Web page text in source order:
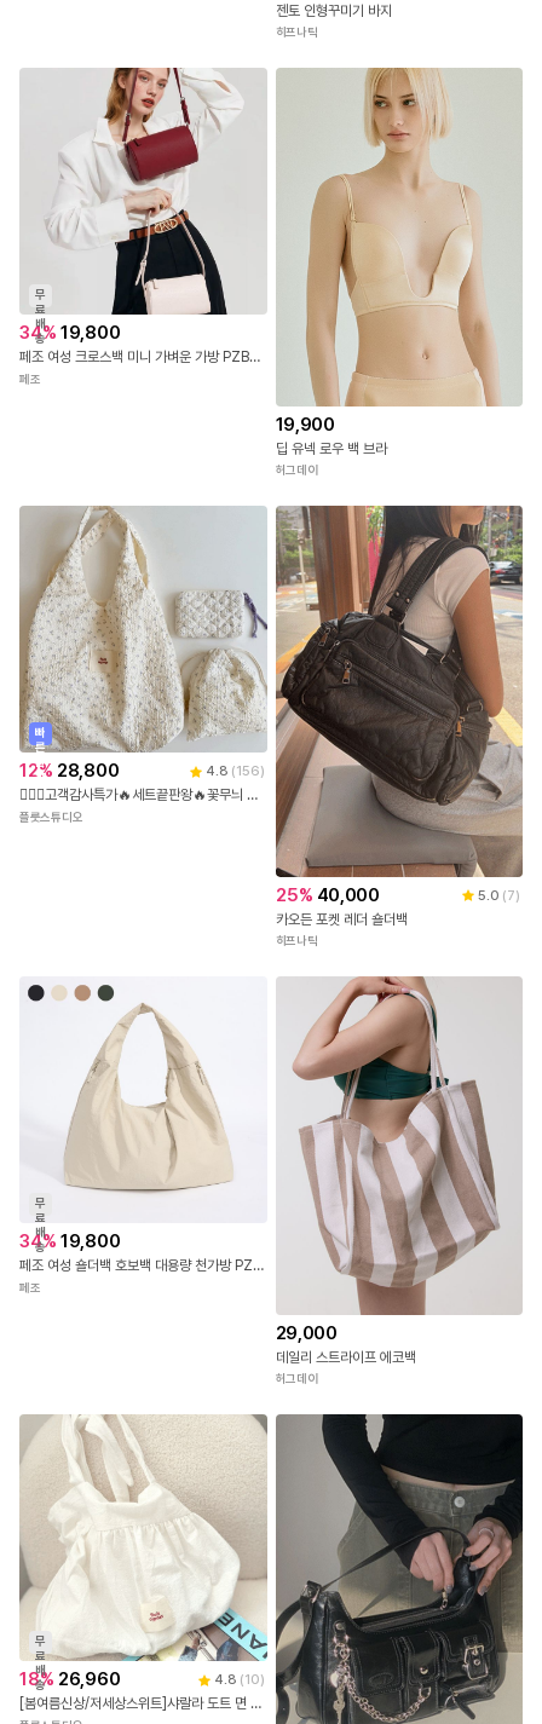
젠토 인형꾸미기 바지
히프나틱
무
료
배
송
34% 19,800
페조 여성 크로스백 미니 가벼운 가방 PZBAG 8008
페조
19,900
딥 유넥 로우 백 브라
허그데이
빠
른
출
발
12% 28,800 4.8 (156)
🙇🏻‍♂️고객감사특가🔥세트끝판왕🔥꽃무늬 3피스 파우치 세트 에코백 숄더백
플룻스튜디오
25% 40,000 5.0 (7)
카오든 포켓 레더 숄더백
히프나틱
무
료
배
송
34% 19,800
페조 여성 숄더백 호보백 대용량 천가방 PZBAG 1092
페조
29,000
데일리 스트라이프 에코백
허그데이
무
료
배
송
18% 26,960 4.8 (10)
[봄여름신상/저세상스위트]샤랄라 도트 면 셔링 매듭 숄더백 에코백 도트백